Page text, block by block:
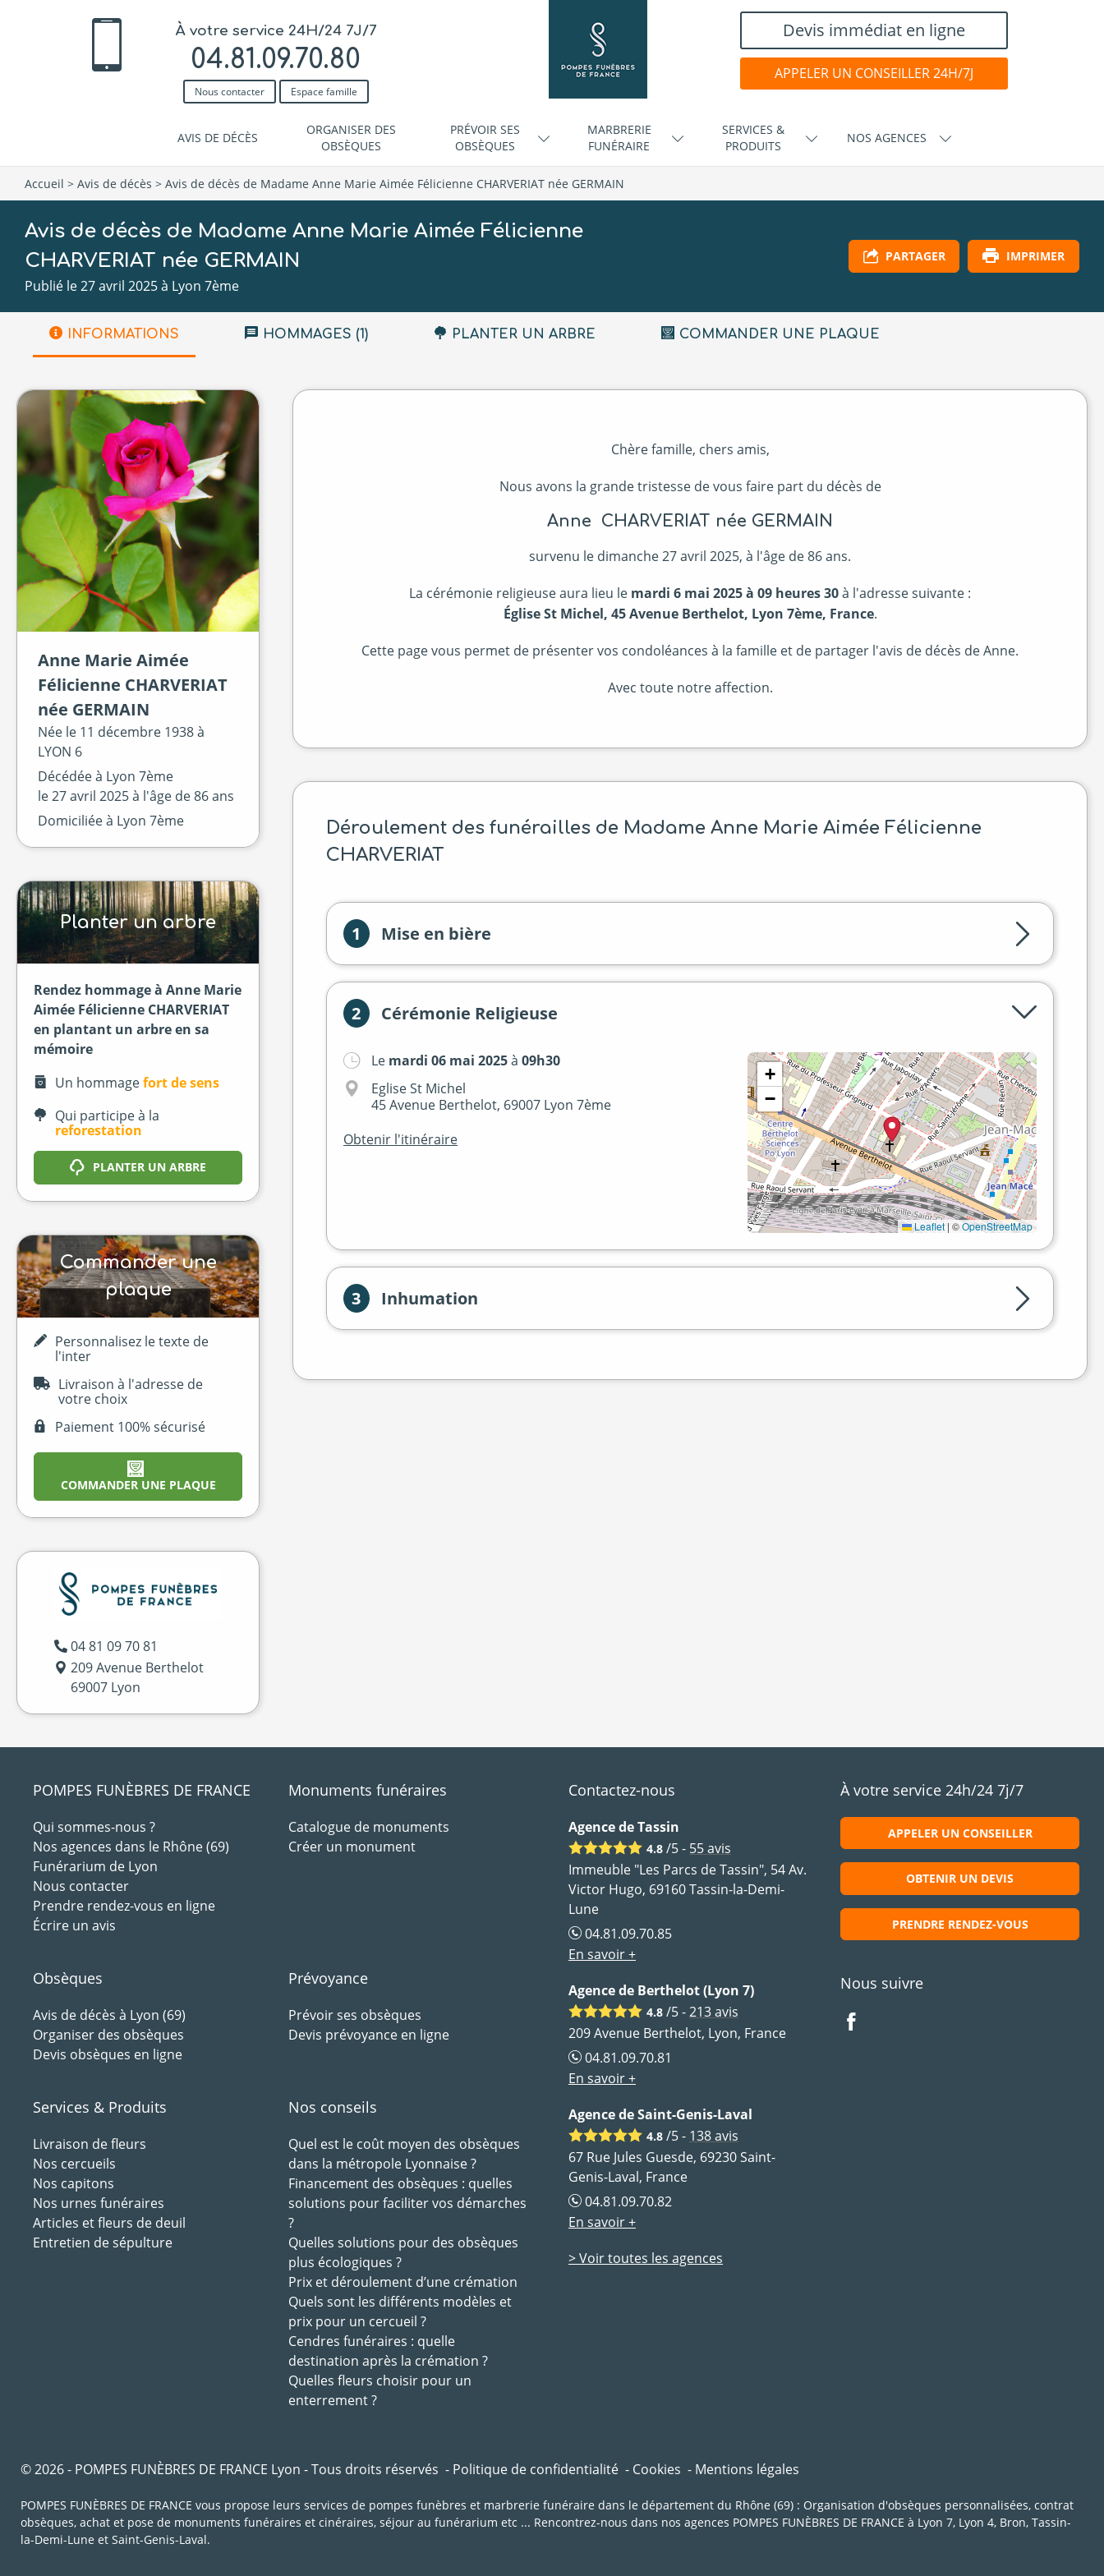
À votre service 24H/24 7J/7
04.81.09.70.80
Nous contacter Espace famille
Devis immédiat en ligne
APPELER UN CONSEILLER 24H/7J
AVIS DE DÉCÈS
ORGANISER DES
OBSÈQUES
PRÉVOIR SES
OBSÈQUES
MARBRERIE
FUNÉRAIRE
SERVICES &
PRODUITS
NOS AGENCES
Accueil > Avis de décès > Avis de décès de Madame Anne Marie Aimée Félicienne CHARVERIAT née GERMAIN
Avis de décès de Madame Anne Marie Aimée Félicienne
CHARVERIAT née GERMAIN
Publié le 27 avril 2025 à Lyon 7ème
PARTAGER IMPRIMER
INFORMATIONS HOMMAGES (1) PLANTER UN ARBRE COMMANDER UNE PLAQUE
Anne Marie Aimée
Félicienne CHARVERIAT
née GERMAIN
Née le 11 décembre 1938 à
LYON 6
Décédée à Lyon 7ème
le27 avril 2025à l'âge de 86 ans
Domiciliée à Lyon 7ème
Planter un arbre
Rendez hommage à Anne Marie
Aimée Félicienne CHARVERIAT
en plantant un arbre en sa
mémoire
Un hommagefort de sens
Qui participe à la
reforestation
PLANTER UN ARBRE
Commander une
plaque
Personnalisez le texte de
l'inter
Livraison à l'adresse de
votre choix
Paiement 100% sécurisé
COMMANDER UNE PLAQUE
04 81 09 70 81
209 Avenue Berthelot
69007 Lyon
Chère famille, chers amis,
Nous avons la grande tristesse de vous faire part du décès de
Anne CHARVERIAT née GERMAIN
survenu le dimanche 27 avril 2025, à l'âge de 86 ans.
La cérémonie religieuse aura lieu le mardi 6 mai 2025 à 09 heures 30à l'adresse suivante :
Église St Michel, 45 Avenue Berthelot, Lyon 7ème, France.
Cette page vous permet de présenter vos condoléances à la famille et de partager l'avis de décès de Anne.
Avec toute notre affection.
Déroulement des funérailles de Madame Anne Marie Aimée Félicienne
CHARVERIAT
1 Mise en bière
2 Cérémonie Religieuse
Le mardi 06 mai 2025à 09h30
Eglise St Michel
45 Avenue Berthelot, 69007 Lyon 7ème
Obtenir l'itinéraire
+
−
Leaflet|©OpenStreetMap
3 Inhumation
POMPES FUNÈBRES DE FRANCE
Qui sommes-nous ?
Nos agences dans le Rhône (69)
Funérarium de Lyon
Nous contacter
Prendre rendez-vous en ligne
Écrire un avis
Monuments funéraires
Catalogue de monuments
Créer un monument
Obsèques
Avis de décès à Lyon (69)
Organiser des obsèques
Devis obsèques en ligne
Prévoyance
Prévoir ses obsèques
Devis prévoyance en ligne
Services & Produits
Livraison de fleurs
Nos cercueils
Nos capitons
Nos urnes funéraires
Articles et fleurs de deuil
Entretien de sépulture
Nos conseils
Quel est le coût moyen des obsèques
dans la métropole Lyonnaise ?
Financement des obsèques : quelles
solutions pour faciliter vos démarches
?
Quelles solutions pour des obsèques
plus écologiques ?
Prix et déroulement d’une crémation
Quels sont les différents modèles et
prix pour un cercueil ?
Cendres funéraires : quelle
destination après la crémation ?
Quelles fleurs choisir pour un
enterrement ?
Contactez-nous
Agence de Tassin
4.8 /5 - 55avis
Immeuble "Les Parcs de Tassin", 54 Av.
Victor Hugo, 69160 Tassin-la-Demi-
Lune
04.81.09.70.85
En savoir +
Agence de Berthelot (Lyon 7)
4.8 /5 -213avis
209 Avenue Berthelot, Lyon, France
04.81.09.70.81
En savoir +
Agence de Saint-Genis-Laval
4.8 /5 - 138avis
67 Rue Jules Guesde, 69230 Saint-
Genis-Laval, France
04.81.09.70.82
En savoir +
> Voir toutes les agences
À votre service 24h/24 7j/7
APPELER UN CONSEILLER
OBTENIR UN DEVIS
PRENDRE RENDEZ-VOUS
Nous suivre
© 2026 - POMPES FUNÈBRES DE FRANCE Lyon - Tous droits réservés Politique de confidentialité Cookies Mentions légales
POMPES FUNÈBRES DE FRANCE vous propose leurs services de pompes funèbres et marbrerie funéraire dans le département du Rhône (69) : Organisation d'obsèques personnalisées, contrat
obsèques, achat et pose de monuments funéraires et cinéraires, séjour au funérarium etc ... Rencontrez-nous dans nos agences POMPES FUNÈBRES DE FRANCE à Lyon 7, Lyon 4, Bron, Tassin-
la-Demi-Lune et Saint-Genis-Laval.